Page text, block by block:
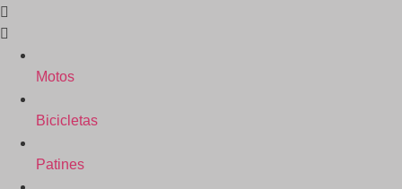
Motos
Bicicletas
Patines